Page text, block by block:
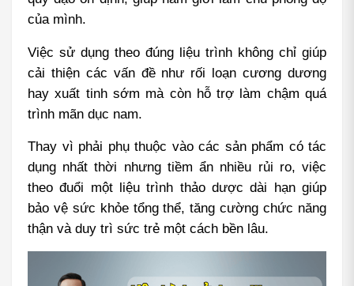
của mình.
Việc sử dụng theo đúng liệu trình không chỉ giúp
cải thiện các vấn đề như rối loạn cương dương
hay xuất tinh sớm mà còn hỗ trợ làm chậm quá
trình mãn dục nam.
Thay vì phải phụ thuộc vào các sản phẩm có tác
dụng nhất thời nhưng tiềm ẩn nhiều rủi ro, việc
theo đuổi một liệu trình thảo dược dài hạn giúp
bảo vệ sức khỏe tổng thể, tăng cường chức năng
thận và duy trì sức trẻ một cách bền lâu.